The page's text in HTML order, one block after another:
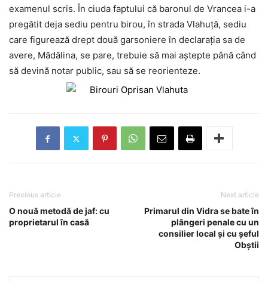
examenul scris. În ciuda faptului că baronul de Vrancea i-a
pregătit deja sediu pentru birou, în strada Vlahuţă, sediu
care figurează drept două garsoniere în declaraţia sa de
avere, Mădălina, se pare, trebuie să mai aştepte până când
să devină notar public, sau să se reorienteze.
Previous article
O nouă metodă de jaf: cu
proprietarul în casă
Next article
Primarul din Vidra se bate în
plângeri penale cu un
consilier local şi cu şeful
Obştii